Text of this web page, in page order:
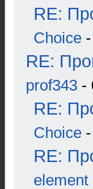
RE:
Choice
RE:
prof343 -
RE:
Choice
RE:
element